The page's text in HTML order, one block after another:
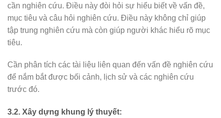
cần nghiên cứu. Điều này đòi hỏi sự hiểu biết về vấn đề,
mục tiêu và câu hỏi nghiên cứu. Điều này không chỉ giúp
tập trung nghiên cứu mà còn giúp người khác hiểu rõ mục
tiêu.
Cần phân tích các tài liệu liên quan đến vấn đề nghiên cứu
để nắm bắt được bối cảnh, lịch sử và các nghiên cứu
trước đó.
3.2. Xây dựng khung lý thuyết: